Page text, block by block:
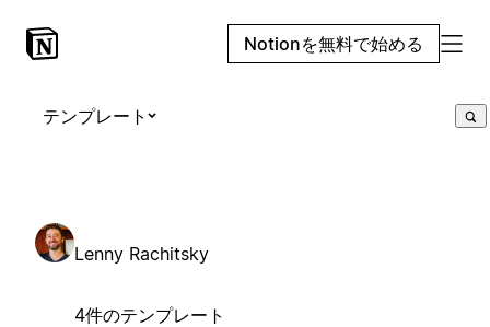
Notionを無料で始める
テンプレート
Lenny Rachitsky
4件のテンプレート